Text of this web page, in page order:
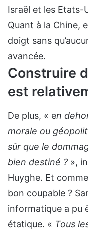
Israël et les Etats-
Quant à la Chine,
doigt sans
avancée.
Construire
est
De plus, « en
morale ou
sûr que le
bien destiné ? »,
Huyghe. Et
bon coupable ?
informatique a pu
étatique. « Tous